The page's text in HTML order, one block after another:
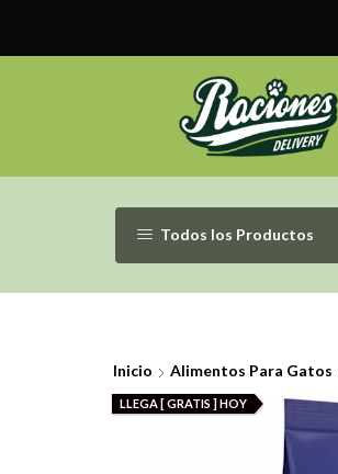
Todos los Productos
Inicio Alimentos Para Gatos
LLEGA [ GRATIS ] HOY